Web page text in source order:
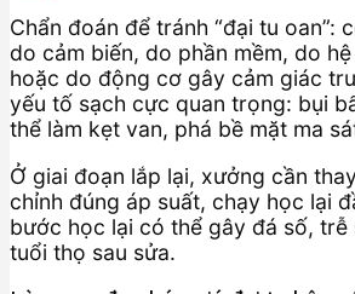
Chẩn đoán để tránh “đại tu oan”:
do cảm biến, do phần mềm, do
hoặc do động cơ gây cảm giác
yếu tố sạch cực quan trọng: bụi
thể làm kẹt van, phá bề mặt ma
Ở giai đoạn lắp lại, xưởng cần
chỉnh đúng áp suất, chạy học lại
bước học lại có thể gây đá số, trễ
tuổi thọ sau sửa.